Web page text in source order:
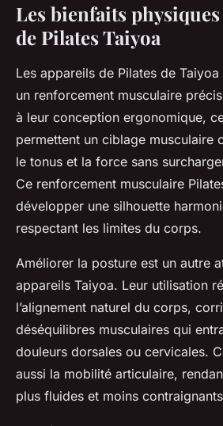
Les bienfaits
de Pilates Taiyoa
Les appareils de Pilates de
un renforcement musculaire
à leur conception ergonomique,
permettent un ciblage musculaire
le tonus et la force sans
Ce renforcement musculaire
développer une silhouette
respectant les limites du corps.
Améliorer la posture est un autre
appareils Taiyoa. Leur utilisation
l’alignement naturel du corps,
déséquilibres musculaires qui
douleurs dorsales ou cervicales.
aussi la mobilité articulaire,
plus fluides et moins